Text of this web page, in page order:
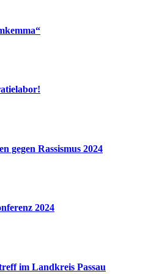
gegen Rassismus 2024
2024
im Landkreis Passau